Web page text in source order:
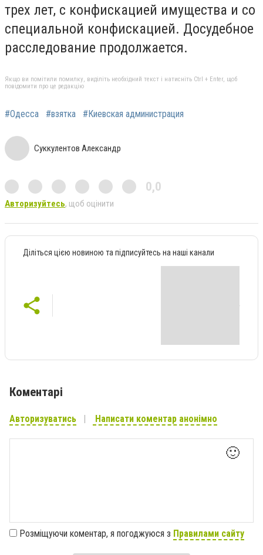
трех лет, с конфискацией имущества и со
специальной конфискацией. Досудебное
расследование продолжается.
Якщо ви помітили помилку, виділіть необхідний текст і натисніть Ctrl + Enter, щоб
повідомити про це редакцію
#Одесса #взятка #Киевская администрация
Суккулентов Александр
0,0
Авторизуйтесь, щоб оцінити
Діліться цією новиною та підписуйтесь на наші канали
Коментарі
Авторизуватись Написати коментар анонімно
🙂
Розміщуючи коментар, я погоджуюся з Правилами сайту